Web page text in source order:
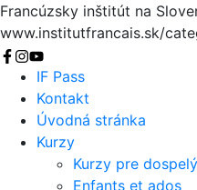
Francúzsky inštitút na
www.institutfrancais.sk/
Vyhľadať
IF Pass
Kontakt
Úvodná stránka
Kurzy
Kurzy pre
Enfants et ados